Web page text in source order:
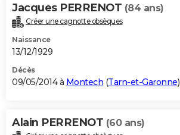
Jacques PERRENOT (84 ans)
Créer une cagnotte obsèques
Naissance
13/12/1929
Décès
09/05/2014 à Montech (Tarn-et-Garonne)
Alain PERRENOT (60 ans)